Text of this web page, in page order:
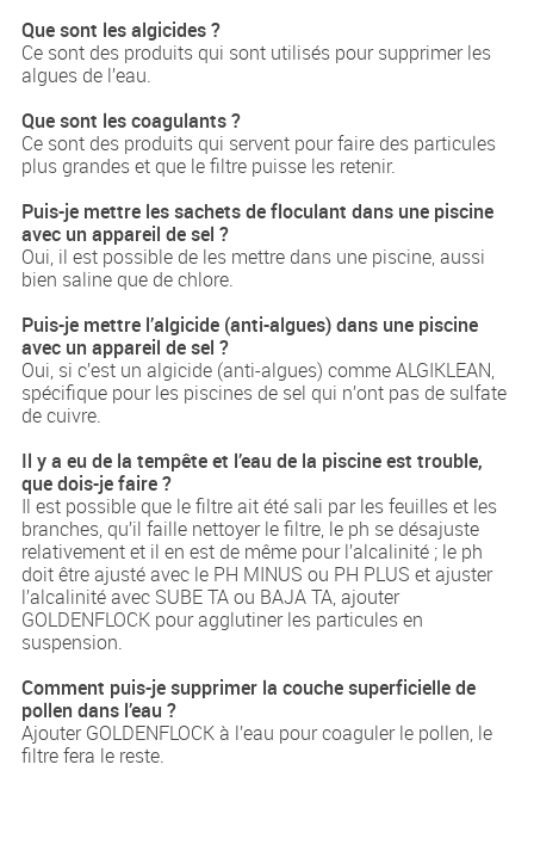
Que sont les algicides ?
Ce sont des produits qui sont utilisés pour supprimer les
algues de l’eau.
Que sont les coagulants ?
Ce sont des produits qui servent pour faire des particules
plus grandes et que le filtre puisse les retenir.
Puis-je mettre les sachets de floculant dans une piscine
avec un appareil de sel ?
Oui, il est possible de les mettre dans une piscine, aussi
bien saline que de chlore.
Puis-je mettre l’algicide (anti-algues) dans une piscine
avec un appareil de sel ?
Oui, si c’est un algicide (anti-algues) comme ALGIKLEAN,
spécifique pour les piscines de sel qui n’ont pas de sulfate
de cuivre.
Il y a eu de la tempête et l’eau de la piscine est trouble,
que dois-je faire ?
Il est possible que le filtre ait été sali par les feuilles et les
branches, qu’il faille nettoyer le filtre, le ph se désajuste
relativement et il en est de même pour l’alcalinité ; le ph
doit être ajusté avec le PH MINUS ou PH PLUS et ajuster
l’alcalinité avec SUBE TA ou BAJA TA, ajouter
GOLDENFLOCK pour agglutiner les particules en
suspension.
Comment puis-je supprimer la couche superficielle de
pollen dans l’eau ?
Ajouter GOLDENFLOCK à l’eau pour coaguler le pollen, le
filtre fera le reste.